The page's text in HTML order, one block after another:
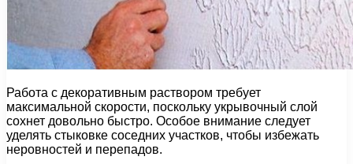
Работа с декоративным раствором требует
максимальной скорости, поскольку укрывочный слой
сохнет довольно быстро. Особое внимание следует
уделять стыковке соседних участков, чтобы избежать
неровностей и перепадов.